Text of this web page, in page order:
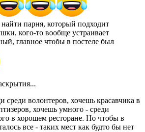
парня, который подходит
кого-то вообще устраивает
главное чтобы в постеле был
волонтеров, хочешь красавчика в
хочешь умного - среди
в хорошем ресторане. Но чтобы в
все - таких мест как будто бы нет